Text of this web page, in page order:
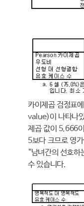
카이제곱 검정표
value)이 나타나
제곱 값이 5.666
5보다 크므로 영
“남녀간의 선호하
수 있습니다.